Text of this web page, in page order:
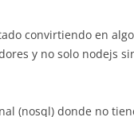
convirtiendo en
y no solo nodejs
(nosql) donde no